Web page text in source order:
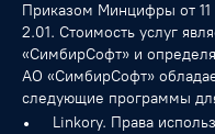
Приказом Минцифры от 11
2.01. Стоимость услуг
«СимбирСофт» и
АО «СимбирСофт»
следующие программы
Linkory. Права